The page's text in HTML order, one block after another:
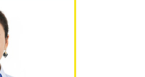
山分厂）